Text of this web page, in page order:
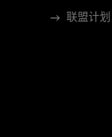
联盟计划